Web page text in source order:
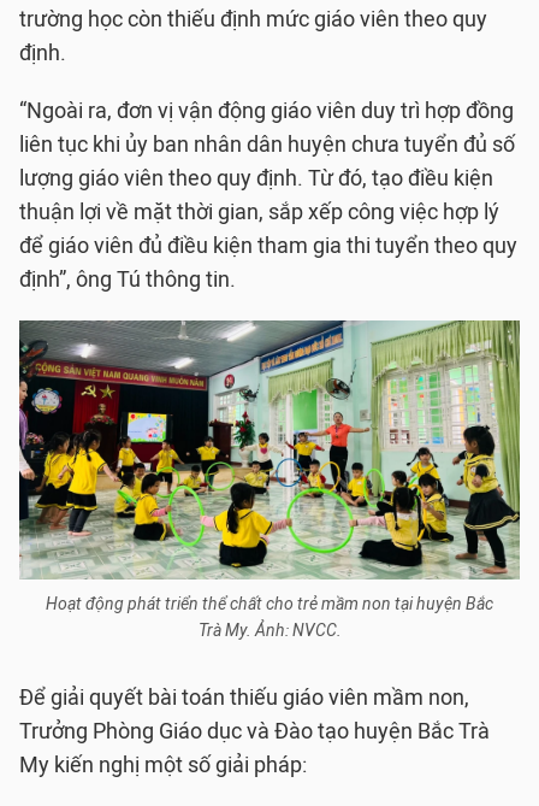
trường học còn thiếu định mức giáo viên theo quy
định.
“Ngoài ra, đơn vị vận động giáo viên duy trì hợp đồng
liên tục khi ủy ban nhân dân huyện chưa tuyển đủ số
lượng giáo viên theo quy định. Từ đó, tạo điều kiện
thuận lợi về mặt thời gian, sắp xếp công việc hợp lý
để giáo viên đủ điều kiện tham gia thi tuyển theo quy
định”, ông Tú thông tin.
Hoạt động phát triển thể chất cho trẻ mầm non tại huyện Bắc
Trà My. Ảnh: NVCC.
Để giải quyết bài toán thiếu giáo viên mầm non,
Trưởng Phòng Giáo dục và Đào tạo huyện Bắc Trà
My kiến nghị một số giải pháp: